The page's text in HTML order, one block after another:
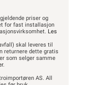
priser og
for fast installasjon
Les
skal leveres til
returnere dette gratis
som selger samme
.
AS. All